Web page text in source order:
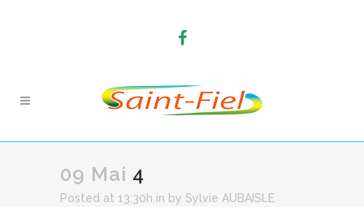
09 Mai 4
Posted at 13:30h in by Sylvie AUBAISLE